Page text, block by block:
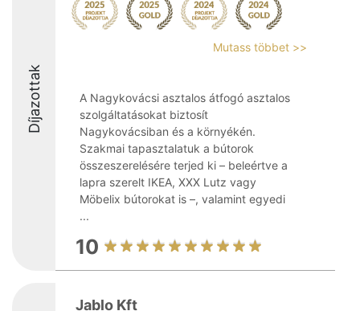
Díjazottak
Mutass többet >>
A Nagykovácsi asztalos átfogó asztalos
szolgáltatásokat biztosít
Nagykovácsiban és a környékén.
Szakmai tapasztalatuk a bútorok
összeszerelésére terjed ki – beleértve a
lapra szerelt IKEA, XXX Lutz vagy
Möbelix bútorokat is –, valamint egyedi
...
10
Jablo Kft